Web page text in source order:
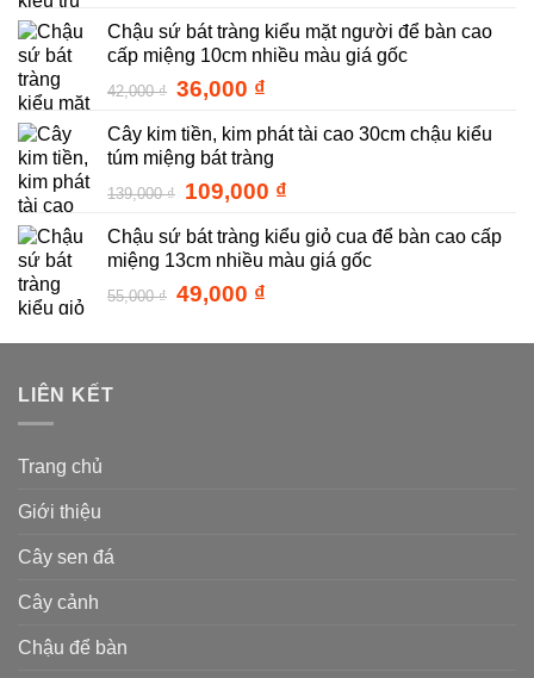
là:
35,000 ₫.
tại
là:
30,000 ₫.
Chậu sứ bát tràng kiểu mặt người để bàn cao
cấp miệng 10cm nhiều màu giá gốc
42,000₫ Giá
là:
42,000 ₫.
36,000 ₫Giá
tại
là:
36,000 ₫.
Cây kim tiền, kim phát tài cao 30cm chậu kiểu
túm miệng bát tràng
139,000₫ Giá
là:
139,000 ₫.
109,000 ₫Giá
tại
là:
Chậu sứ bát tràng kiểu giỏ cua để bàn cao cấp
miệng 13cm nhiều màu giá gốc
55,000₫ Giá
là:
49,000 ₫Giá
tại
LIÊN KẾT
Trang chủ
Giới thiệu
Cây sen đá
Cây cảnh
Chậu để bàn